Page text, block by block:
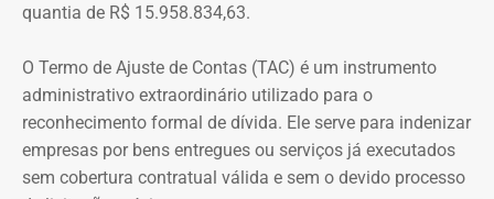
quatro valores, que somam R$ 13.112,09, sem
atualização monetária.
A Procuradoria cita ainda que o Tribunal concluiu que o
deputado participou da gestão desses recursos,
quantia de R$ 15.958.834,63.
O Termo de Ajuste de Contas (TAC) é um instrumento
administrativo extraordinário utilizado para o
reconhecimento formal de dívida. Ele serve para indenizar
empresas por bens entregues ou serviços já executados
sem cobertura contratual válida e sem o devido processo